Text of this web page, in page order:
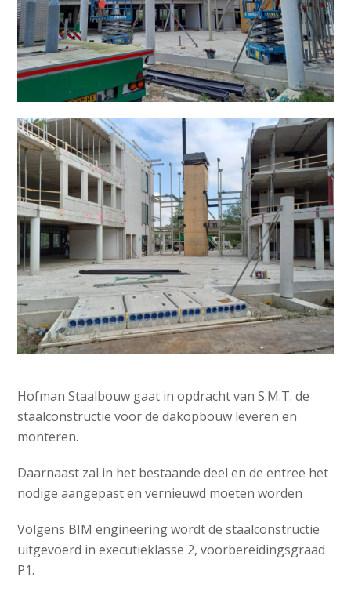
Hofman Staalbouw gaat in opdracht van S.M.T. de
staalconstructie voor de dakopbouw leveren en
monteren.
Daarnaast zal in het bestaande deel en de entree het
nodige aangepast en vernieuwd moeten worden
Volgens BIM engineering wordt de staalconstructie
uitgevoerd in executieklasse 2, voorbereidingsgraad
P1.